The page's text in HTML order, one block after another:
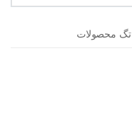
تگ محصولات